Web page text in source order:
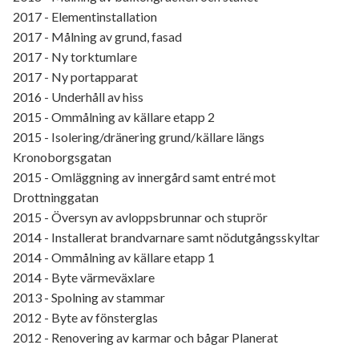
2017 - Elementinstallation
2017 - Målning av grund, fasad
2017 - Ny torktumlare
2017 - Ny portapparat
2016 - Underhåll av hiss
2015 - Ommålning av källare etapp 2
2015 - Isolering/dränering grund/källare längs
Kronoborgsgatan
2015 - Omläggning av innergård samt entré mot
Drottninggatan
2015 - Översyn av avloppsbrunnar och stuprör
2014 - Installerat brandvarnare samt nödutgångsskyltar
2014 - Ommålning av källare etapp 1
2014 - Byte värmeväxlare
2013 - Spolning av stammar
2012 - Byte av fönsterglas
2012 - Renovering av karmar och bågar Planerat